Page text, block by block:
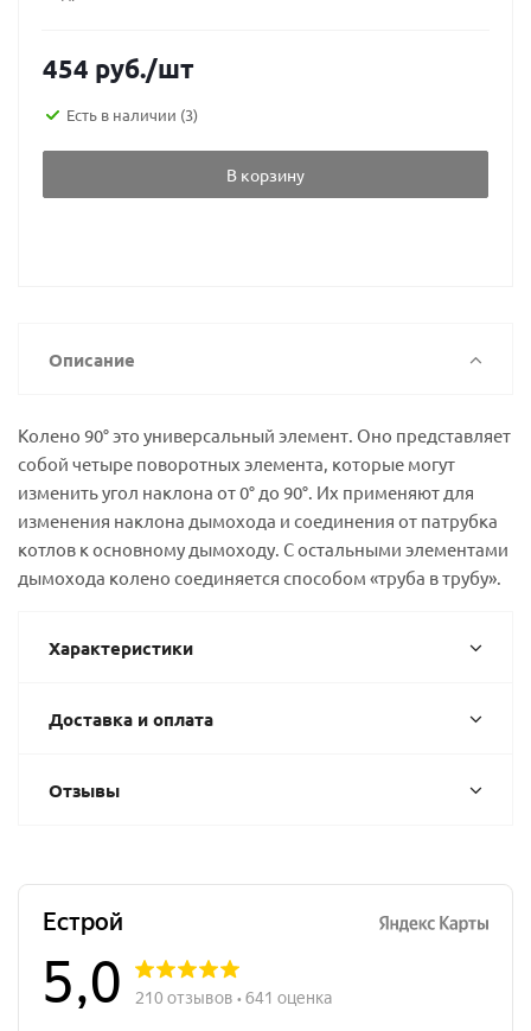
454 руб./шт
Есть в наличии (3)
В корзину
Описание
Колено 90° это универсальный элемент. Оно представляет
собой четыре поворотных элемента, которые могут
изменить угол наклона от 0° до 90°. Их применяют для
изменения наклона дымохода и соединения от патрубка
котлов к основному дымоходу. С остальными элементами
дымохода колено соединяется способом «труба в трубу».
Характеристики
Доставка и оплата
Отзывы